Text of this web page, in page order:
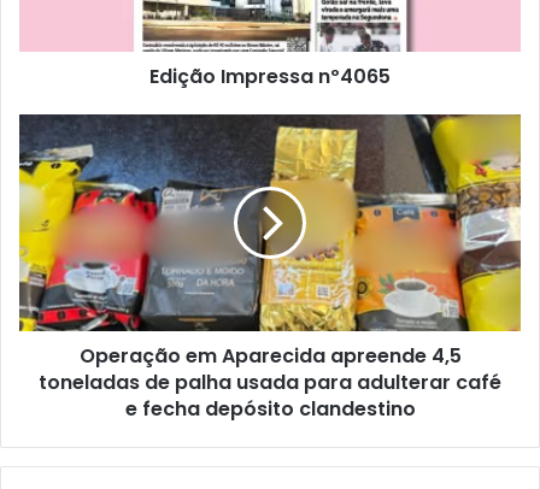
Edição Impressa nº4065
Operação em Aparecida apreende 4,5
toneladas de palha usada para adulterar café
e fecha depósito clandestino